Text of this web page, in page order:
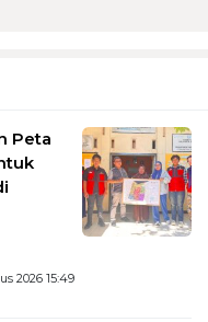
Peta
2026 15:49